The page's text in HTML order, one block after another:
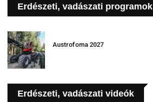
Erdészeti, vadászati programok
Austrofoma 2027
Erdészeti, vadászati videók